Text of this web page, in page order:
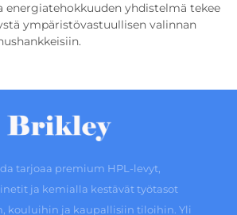
energiatehokkuuden yhdistelmä tekee
ympäristövastuullisen valinnan
tarjoaa premium HPL-levyt,
ja kemialla kestävät työtasot
kouluihin ja kaupallisiin tiloihin. Yli